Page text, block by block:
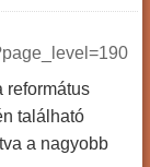
református
található
a nagyobb